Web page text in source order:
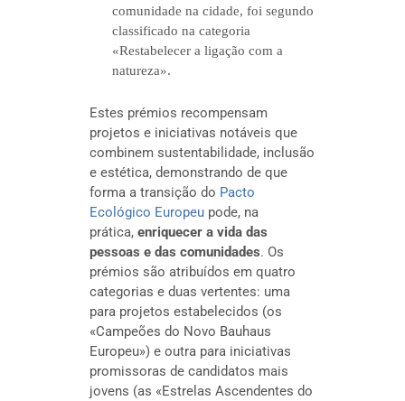
comunidade na cidade, foi segundo
classificado na categoria
«Restabelecer a ligação com a
natureza».
Estes prémios recompensam
projetos e iniciativas notáveis que
combinem sustentabilidade, inclusão
e estética, demonstrando de que
forma a transição do Pacto
Ecológico Europeupode, na
prática, enriquecer a vida das
pessoas e das comunidades. Os
prémios são atribuídos em quatro
categorias e duas vertentes: uma
para projetos estabelecidos (os
«Campeões do Novo Bauhaus
Europeu») e outra para iniciativas
promissoras de candidatos mais
jovens (as «Estrelas Ascendentes do